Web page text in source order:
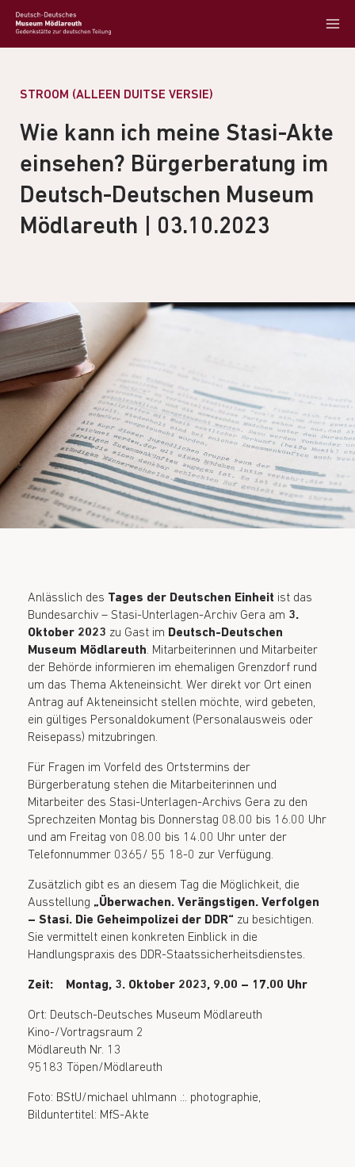
STROOM (ALLEEN DUITSE VERSIE)
Wie kann ich meine Stasi-Akte
einsehen? Bürgerberatung im
Deutsch-Deutschen Museum
Mödlareuth | 03.10.2023
Anlässlich des Tages der Deutschen Einheit ist das
Bundesarchiv – Stasi-Unterlagen-Archiv Gera am 3.
Oktober 2023 zu Gast im Deutsch-Deutschen
Museum Mödlareuth. Mitarbeiterinnen und Mitarbeiter
der Behörde informieren im ehemaligen Grenzdorf rund
um das Thema Akteneinsicht. Wer direkt vor Ort einen
Antrag auf Akteneinsicht stellen möchte, wird gebeten,
ein gültiges Personaldokument (Personalausweis oder
Reisepass) mitzubringen.
Für Fragen im Vorfeld des Ortstermins der
Bürgerberatung stehen die Mitarbeiterinnen und
Mitarbeiter des Stasi-Unterlagen-Archivs Gera zu den
Sprechzeiten Montag bis Donnerstag 08.00 bis 16.00 Uhr
und am Freitag von 08.00 bis 14.00 Uhr unter der
Telefonnummer 0365/ 55 18-0 zur Verfügung.
Zusätzlich gibt es an diesem Tag die Möglichkeit, die
Ausstellung „Überwachen. Verängstigen. Verfolgen
– Stasi. Die Geheimpolizei der DDR“ zu besichtigen.
Sie vermittelt einen konkreten Einblick in die
Handlungspraxis des DDR-Staatssicherheitsdienstes.
Zeit: Montag, 3. Oktober 2023, 9.00 – 17.00 Uhr
Ort: Deutsch-Deutsches Museum Mödlareuth
Kino-/Vortragsraum 2
Mödlareuth Nr. 13
95183 Töpen/Mödlareuth
Foto: BStU/michael uhlmann .:. photographie,
Bilduntertitel: MfS-Akte